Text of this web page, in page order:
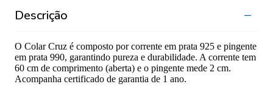
Descrição
O Colar Cruz é composto por corrente em prata 925 e pingente
em prata 990, garantindo pureza e durabilidade. A corrente tem
60 cm de comprimento (aberta) e o pingente mede 2 cm.
Acompanha certificado de garantia de 1 ano.